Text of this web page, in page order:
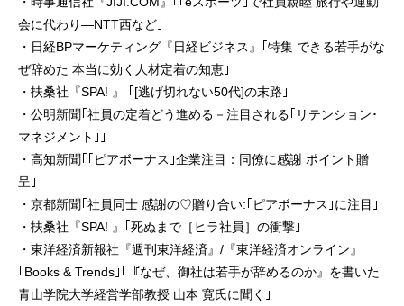
会に代わり―NTT西など｣
・日経BPマーケティング『日経ビジネス』｢特集 できる若手がな
ぜ辞めた 本当に効く人材定着の知恵｣
・扶桑社『SPA! 』 ｢[逃げ切れない50代]の末路｣
・公明新聞｢社員の定着どう進める－注目される｢リテンション･
マネジメント｣｣
・高知新聞｢｢ピアボーナス｣企業注目：同僚に感謝 ポイント贈
呈｣
・京都新聞｢社員同士 感謝の♡贈り合い:｢ピアボーナス｣に注目｣
・扶桑社『SPA! 』｢死ぬまで［ヒラ社員］の衝撃｣
・東洋経済新報社『週刊東洋経済』/『東洋経済オンライン』
｢Books & Trends｣｢『なぜ、御社は若手が辞めるのか』を書いた
青山学院大学経営学部教授 山本 寛氏に聞く｣